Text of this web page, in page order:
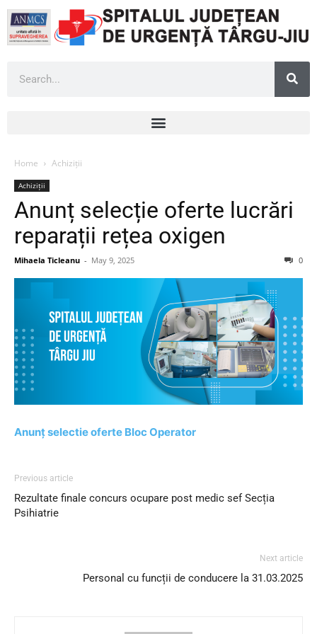
Home Achiziții
Achiziții
Anunț selecție oferte lucrări
reparații rețea oxigen
Mihaela Ticleanu - May 9, 2025 0
Anunț selectie oferte Bloc Operator
Previous article
Rezultate finale concurs ocupare post medic sef Secția
Psihiatrie
Next article
Personal cu funcții de conducere la 31.03.2025